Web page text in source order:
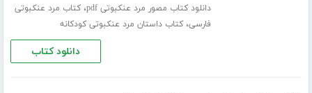
دانلود کتاب مصور مرد عنکبوتی pdf ،کتاب مرد عنکبوتی
فارسی،کتاب داستان مرد عنکبوتی کودکانه
دانلود کتاب